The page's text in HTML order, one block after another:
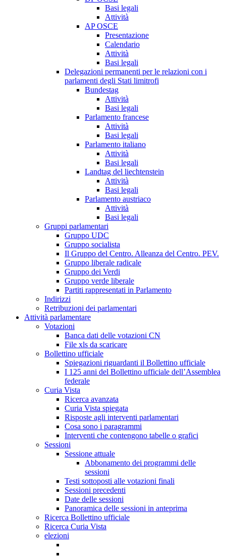
Basi legali
Attività
AP OSCE
Presentazione
Calendario
Attività
Basi legali
Delegazioni permanenti per le relazioni con i
parlamenti degli Stati limitrofi
Bundestag
Attività
Basi legali
Parlamento francese
Attività
Basi legali
Parlamento italiano
Attività
Basi legali
Landtag del liechtenstein
Attività
Basi legali
Parlamento austriaco
Attività
Basi legali
Gruppi parlamentari
Gruppo UDC
Gruppo socialista
Il Gruppo del Centro. Alleanza del Centro. PEV.
Gruppo liberale radicale
Gruppo dei Verdi
Gruppo verde liberale
Partiti rappresentati in Parlamento
Indirizzi
Retribuzioni dei parlamentari
Attività parlamentare
Votazioni
Banca dati delle votazioni CN
File xls da scaricare
Bollettino ufficiale
Spiegazioni riguardanti il Bollettino ufficiale
I 125 anni del Bollettino ufficiale dell’Assemblea
federale
Curia Vista
Ricerca avanzata
Curia Vista spiegata
Risposte agli interventi parlamentari
Cosa sono i paragrammi
Interventi che contengono tabelle o grafici
Sessioni
Sessione attuale
Abbonamento dei programmi delle
sessioni
Testi sottoposti alle votazioni finali
Sessioni precedenti
Date delle sessioni
Panoramica delle sessioni in anteprima
Ricerca Bollettino ufficiale
Ricerca Curia Vista
elezioni